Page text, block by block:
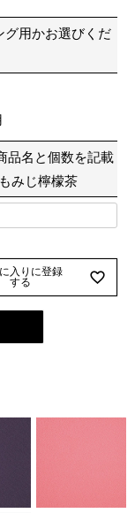
グ用かお選びくだ
品名と個数を記載
みじ檸檬茶
入りに登録
する